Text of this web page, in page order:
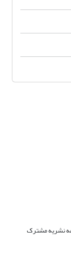
نشریه مشترک